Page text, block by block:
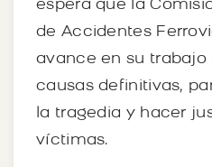
espera que la
de Accidentes
avance en su trabajo
causas definitivas,
la tragedia y hacer
víctimas.